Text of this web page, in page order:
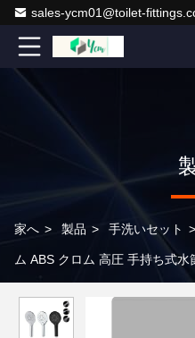
sales-ycm01@toilet-
家へ > 製品 > 手洗いセット >
ム ABS クロム 高圧 手持ち式水